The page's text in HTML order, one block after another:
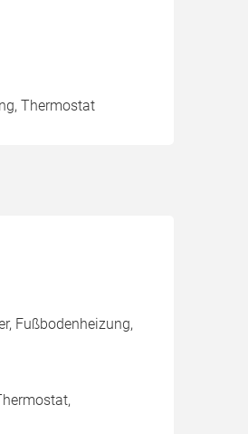
Thermostat
Fußbodenheizung,